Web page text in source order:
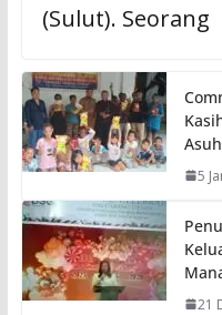
(Sulut). Seorang
5
21